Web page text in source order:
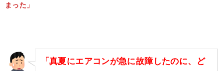
まった」
「真夏にエアコンが急に故障したのに、ど